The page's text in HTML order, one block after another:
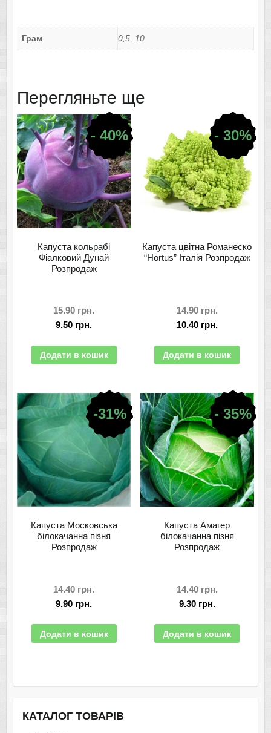
Грам 0,5, 10
Перегляньте ще
- 40%
Капуста кольрабі
Фіалковий Дунай
Розпродаж
15.90грн.
9.50 грн.
Додати в кошик
- 30%
Капуста цвітна Романеско
“Hortus” Італія Розпродаж
14.90грн.
10.40 грн.
Додати в кошик
-31%
Капуста Московська
білокачанна пізня
Розпродаж
14.40грн.
9.90 грн.
Додати в кошик
- 35%
Капуста Амагер
білокачанна пізня
Розпродаж
14.40грн.
9.30 грн.
Додати в кошик
КАТАЛОГ ТОВАРІВ